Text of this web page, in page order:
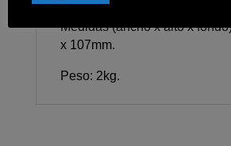
Medidas (ancho x alto x
x 107mm.
Peso: 2kg.